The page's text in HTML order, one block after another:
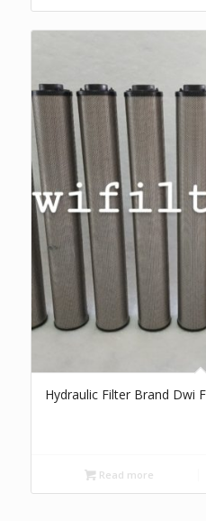
Hydraulic Filter Brand Dwi
Read more